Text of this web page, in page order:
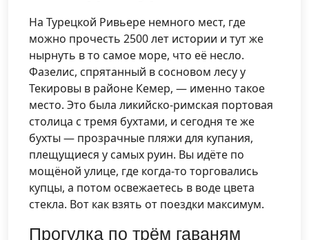
На Турецкой Ривьере немного мест, где
можно прочесть 2500 лет истории и тут же
нырнуть в то самое море, что её несло.
Фазелис, спрятанный в сосновом лесу у
Текировы в районе Кемер, — именно такое
место. Это была ликийско-римская портовая
столица с тремя бухтами, и сегодня те же
бухты — прозрачные пляжи для купания,
плещущиеся у самых руин. Вы идёте по
мощёной улице, где когда-то торговались
купцы, а потом освежаетесь в воде цвета
стекла. Вот как взять от поездки максимум.
Прогулка по трём гаваням